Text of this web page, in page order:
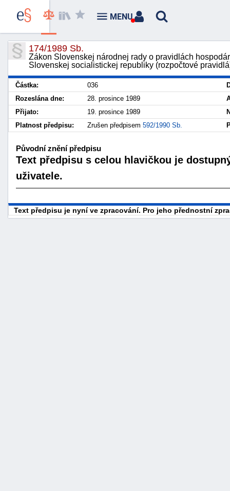
174/1989 Sb.
Zákon Slovenskej národnej rady o pravidlách
Slovenskej socialistickej republiky (rozpočtové
Částka: 036
Rozeslána dne:
28. prosince 1989
Přijato:
19. prosince 1989
Platnost předpisu:
Zrušen předpisem 592/1990 Sb.
Původní znění předpisu
Text předpisu s celou hlavičkou je
uživatele.
Text předpisu je nyní ve zpracování. Pro jeho přednostní
MENU